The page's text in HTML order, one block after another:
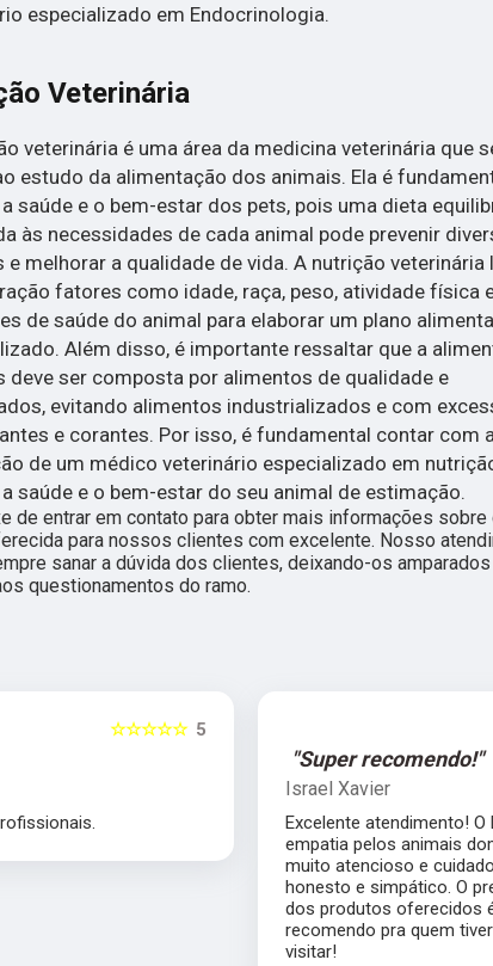
especializado em Endocrinologia.
Veterinária
veterinária é uma área da medicina veterinária que
estudo da alimentação dos animais. Ela é
saúde e o bem-estar dos pets, pois uma dieta
às necessidades de cada animal pode prevenir
e melhorar a qualidade de vida. A nutrição veterinária
fatores como idade, raça, peso, atividade física
de saúde do animal para elaborar um plano
Além disso, é importante ressaltar que a
deve ser composta por alimentos de qualidade e
evitando alimentos industrializados e com
e corantes. Por isso, é fundamental contar com
de um médico veterinário especializado em
saúde e o bem-estar do seu animal de estimação.
de entrar em contato para obter mais informações sobre
para nossos clientes com excelente. Nosso
sanar a dúvida dos clientes, deixando-os
questionamentos do ramo.
5
☆☆☆☆☆
"Super recomendo!"
Israel Xavier
Excelente atendimento!
empatia pelos animais
muito atencioso e
honesto e simpático. O
dos produtos oferecidos
recomendo pra quem
visitar!